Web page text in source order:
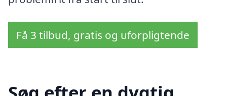
Få 3 tilbud, gratis og uforpligtende